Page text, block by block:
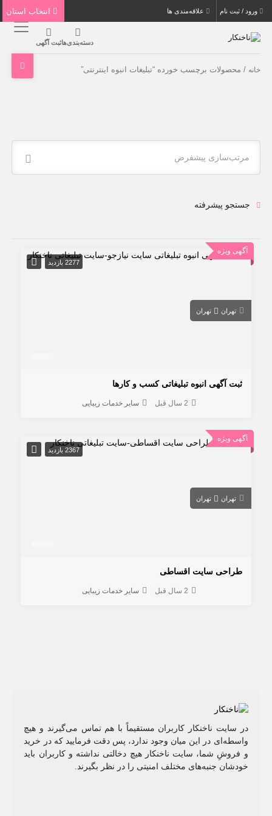
ورود / ثبت نام علاقه‌مندی ها
دسته‌بندی‌هاثبت آگهی
خانه / محصولات برچسب خورده “تبلیغات انبوه اینترنتی”
مرتب‌سازی پیشفرض
جستجو پیشرفته
آگهی ویژه
2277 بازدید
تهران تهران
ثبت آگهی انبوه تبلیغاتی کسب و کارها
2 سال قبل سایر خدمات زیبایی
آگهی ویژه
2367 بازدید
تهران تهران
طراحی سایت اقساطی
2 سال قبل سایر خدمات زیبایی
در سایت ناخنکار کاربران مستقیماً با هم تماس می‌گیرند و هیچ
واسطه‌ای در این میان وجود ندارد، پس دقت فرمایید که در خرید
و فروشِ شما، سایت ناخنکار هیچ دخالتی نداشته و کاربران باید
خودشان جنبه‌های مختلف امنیتی را در نظر بگیرند.